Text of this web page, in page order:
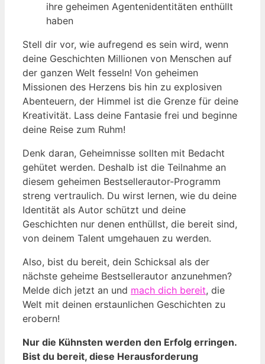
ihre geheimen Agentenidentitäten enthüllt
haben
Stell dir vor, wie aufregend es sein wird, wenn
deine Geschichten Millionen von Menschen auf
der ganzen Welt fesseln! Von geheimen
Missionen des Herzens bis hin zu explosiven
Abenteuern, der Himmel ist die Grenze für deine
Kreativität. Lass deine Fantasie frei und beginne
deine Reise zum Ruhm!
Denk daran, Geheimnisse sollten mit Bedacht
gehütet werden. Deshalb ist die Teilnahme an
diesem geheimen Bestsellerautor-Programm
streng vertraulich. Du wirst lernen, wie du deine
Identität als Autor schützt und deine
Geschichten nur denen enthüllst, die bereit sind,
von deinem Talent umgehauen zu werden.
Also, bist du bereit, dein Schicksal als der
nächste geheime Bestsellerautor anzunehmen?
Melde dich jetzt an und mach dich bereit, die
Welt mit deinen erstaunlichen Geschichten zu
erobern!
Nur die Kühnsten werden den Erfolg erringen.
Bist du bereit, diese Herausforderung